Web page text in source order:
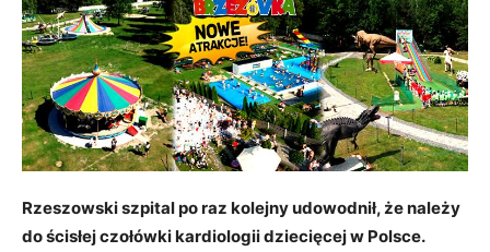
Rzeszowski szpital po raz kolejny udowodnił, że należy
do ścisłej czołówki kardiologii dziecięcej w Polsce.